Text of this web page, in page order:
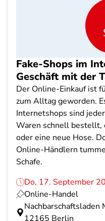
Fake-Shops im
Geschäft mit der
Der Online-Einkauf ist
zum Alltag geworden.
Internetshops sind
Waren schnell bestellt,
oder eine neue Hose.
Online-Händlern
Schafe.
Do, 17. September
Online-Handel
12165 Berlin